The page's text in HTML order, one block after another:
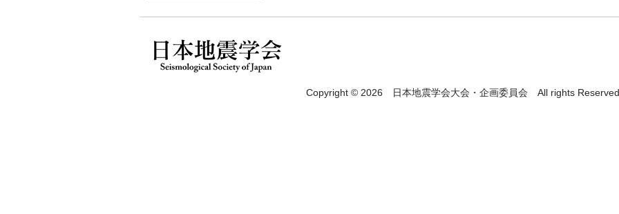
Copyright © 2026 日本地震学会大会・企画委員会 All rights